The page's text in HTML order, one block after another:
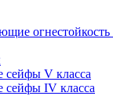
огнестойкость
сейфы V класса
сейфы IV класса